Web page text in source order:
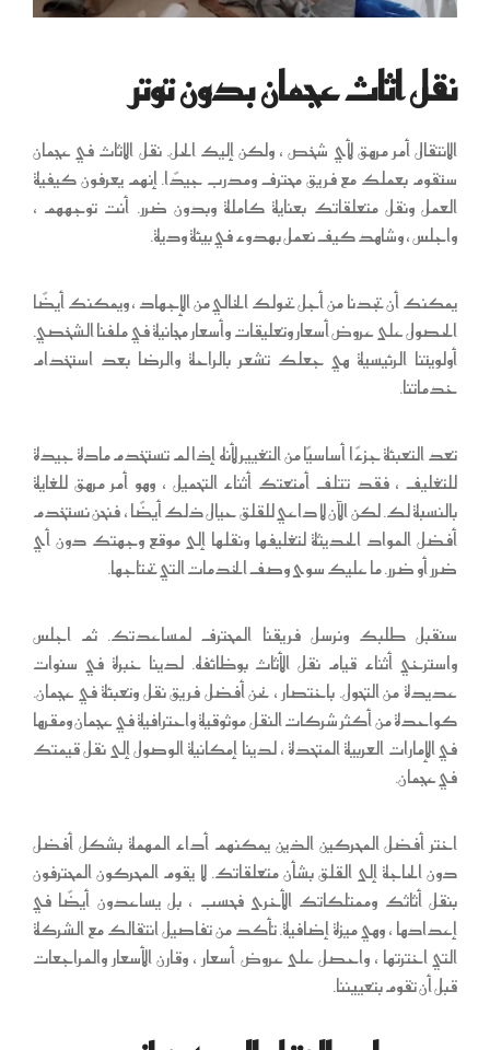
نقل اثاث عجمان بدون توتر
الانتقال أمر مرهق لأي شخص ، ولكن إليك الحل. نقل الاثاث في عجمان
ستقوم بعملك مع فريق محترف ومدرب جيدًا. إنهم يعرفون كيفية
العمل ونقل متعلقاتك بعناية كاملة وبدون ضرر. أنت توجههم ،
واجلس ، وشاهد كيف نعمل بهدوء في بيئة ودية.
يمكنك أن تجدنا من أجل تحولك الخالي من الإجهاد ، ويمكنك أيضًا
الحصول على عروض أسعار وتعليقات وأسعار مجانية في ملفنا الشخصي.
أولويتنا الرئيسية هي جعلك تشعر بالراحة والرضا بعد استخدام
خدماتنا.
تعد التعبئة جزءًا أساسيًا من التغيير لأنه إذا لم تستخدم مادة جيدة
للتغليف ، فقد تتلف أمتعتك أثناء التحميل ، وهو أمر مرهق للغاية
بالنسبة لك. لكن الآن لا داعي للقلق حيال ذلك أيضًا ، فنحن نستخدم
أفضل المواد الحديثة لتغليفها ونقلها إلى موقع وجهتك دون أي
ضرر أو ضرر. ما عليك سوى وصف الخدمات التي تحتاجها.
سنقبل طلبك ونرسل فريقنا المحترف لمساعدتك. ثم اجلس
واسترخي أثناء قيام نقل الأثاث بوظائفه. لدينا خبرة في سنوات
عديدة من التحول. باختصار ، نحن أفضل فريق نقل وتعبئة في عجمان.
كواحدة من أكثر شركات النقل موثوقية واحترافية في عجمان ومقرها
في الإمارات العربية المتحدة ، لدينا إمكانية الوصول إلى نقل قيمتك
في عجمان.
اختر أفضل المحركين الذين يمكنهم أداء المهمة بشكل أفضل
دون الحاجة إلى القلق بشأن متعلقاتك. لا يقوم المحركون المحترفون
بنقل أثاثك وممتلكاتك الأخرى فحسب ، بل يساعدون أيضًا في
إعدادها ، وهي ميزة إضافية. تأكد من تفاصيل انتقالك مع الشركة
التي اخترتها ، واحصل على عروض أسعار ، وقارن الأسعار والمراجعات
قبل أن تقوم بتعييننا.